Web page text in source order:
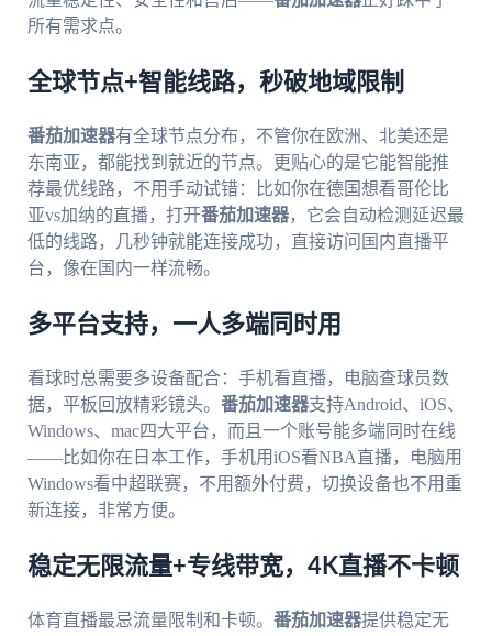
所有需求点。
全球节点+智能线路，秒破地域限制
番茄加速器有全球节点分布，不管你在欧洲、北美还是
东南亚，都能找到就近的节点。更贴心的是它能智能推
荐最优线路，不用手动试错：比如你在德国想看哥伦比
亚vs加纳的直播，打开番茄加速器，它会自动检测延迟最
低的线路，几秒钟就能连接成功，直接访问国内直播平
台，像在国内一样流畅。
多平台支持，一人多端同时用
看球时总需要多设备配合：手机看直播，电脑查球员数
据，平板回放精彩镜头。 番茄加速器支持Android、iOS、
Windows、mac四大平台，而且一个账号能多端同时在线
——比如你在日本工作，手机用iOS看NBA直播，电脑用
Windows看中超联赛，不用额外付费，切换设备也不用重
新连接，非常方便。
稳定无限流量+专线带宽，4K直播不卡顿
体育直播最忌流量限制和卡顿。 番茄加速器提供稳定无